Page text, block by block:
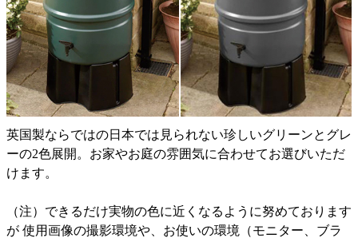
英国製ならではの日本では見られない珍しいグリーンとグレ
ーの2色展開。お家やお庭の雰囲気に合わせてお選びいただ
けます。
（注）できるだけ実物の色に近くなるように努めております
が 使用画像の撮影環境や、お使いの環境（モニター、ブラ